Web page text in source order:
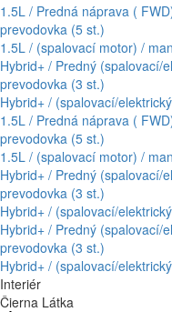
1.5L / Predná náprava (
prevodovka (5 st.)
1.5L / (spalovací motor) /
Hybrid+ / Predný (spalovací/
prevodovka (3 st.)
Hybrid+ / (spalovací/
1.5L / Predná náprava (
prevodovka (5 st.)
1.5L / (spalovací motor) /
Hybrid+ / Predný (spalovací/
prevodovka (3 st.)
Hybrid+ / (spalovací/
Hybrid+ / Predný (spalovací/
prevodovka (3 st.)
Hybrid+ / (spalovací/
Interiér
Čierna Látka